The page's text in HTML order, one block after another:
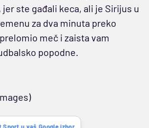
ste gađali keca, ali je Sirijus u
za dva minuta preko
meč i zaista vam
popodne.